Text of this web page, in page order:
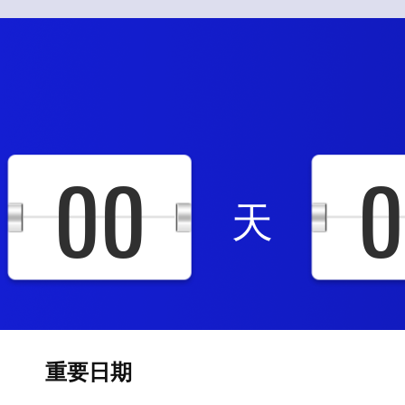
00 天
重要日期